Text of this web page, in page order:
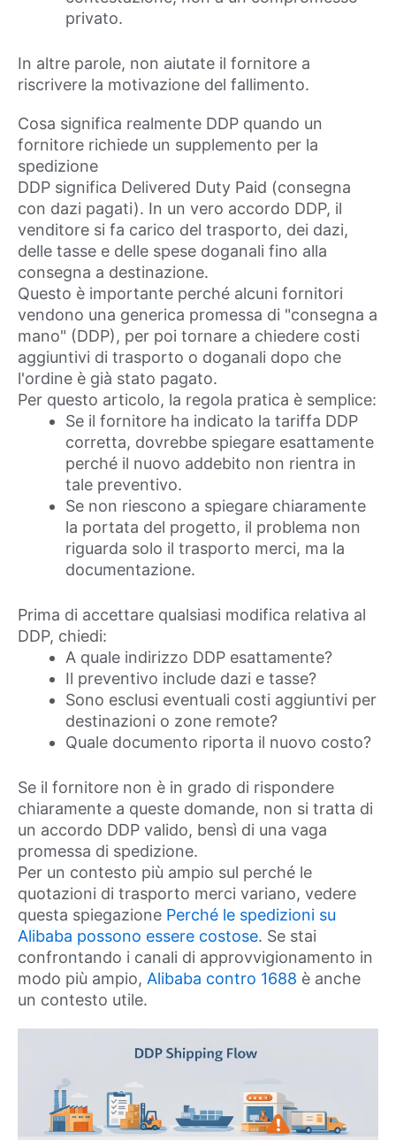
privato.
In altre parole, non aiutate il fornitore a
riscrivere la motivazione del fallimento.
Cosa significa realmente DDP quando un
fornitore richiede un supplemento per la
spedizione
DDP significa Delivered Duty Paid (consegna
con dazi pagati). In un vero accordo DDP, il
venditore si fa carico del trasporto, dei dazi,
delle tasse e delle spese doganali fino alla
consegna a destinazione.
Questo è importante perché alcuni fornitori
vendono una generica promessa di "consegna a
mano" (DDP), per poi tornare a chiedere costi
aggiuntivi di trasporto o doganali dopo che
l'ordine è già stato pagato.
Per questo articolo, la regola pratica è semplice:
Se il fornitore ha indicato la tariffa DDP
corretta, dovrebbe spiegare esattamente
perché il nuovo addebito non rientra in
tale preventivo.
Se non riescono a spiegare chiaramente
la portata del progetto, il problema non
riguarda solo il trasporto merci, ma la
documentazione.
Prima di accettare qualsiasi modifica relativa al
DDP, chiedi:
A quale indirizzo DDP esattamente?
Il preventivo include dazi e tasse?
Sono esclusi eventuali costi aggiuntivi per
destinazioni o zone remote?
Quale documento riporta il nuovo costo?
Se il fornitore non è in grado di rispondere
chiaramente a queste domande, non si tratta di
un accordo DDP valido, bensì di una vaga
promessa di spedizione.
Per un contesto più ampio sul perché le
quotazioni di trasporto merci variano, vedere
questa spiegazione Perché le spedizioni su
Alibaba possono essere costose. Se stai
confrontando i canali di approvvigionamento in
modo più ampio, Alibaba contro 1688 è anche
un contesto utile.